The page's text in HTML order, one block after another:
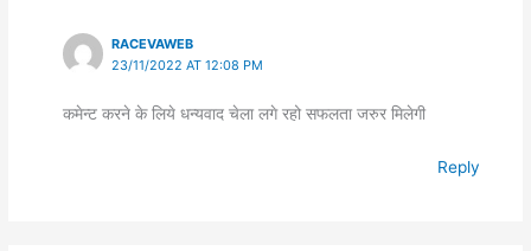
RACEVAWEB
23/11/2022 AT 12:08 PM
कमेन्ट करने के लिये धन्यवाद चेला लगे रहो सफलता जरुर मिलेगी
Reply